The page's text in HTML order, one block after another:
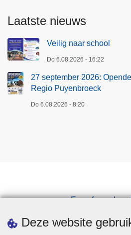
Deze website
Laatste nieuws
Veilig naar school
Do 6.08.2026 - 16:22
27 september 2026:
Regio Puyenbroeck
Do 6.08.2026 - 8:20
Een afspraak
Downloads